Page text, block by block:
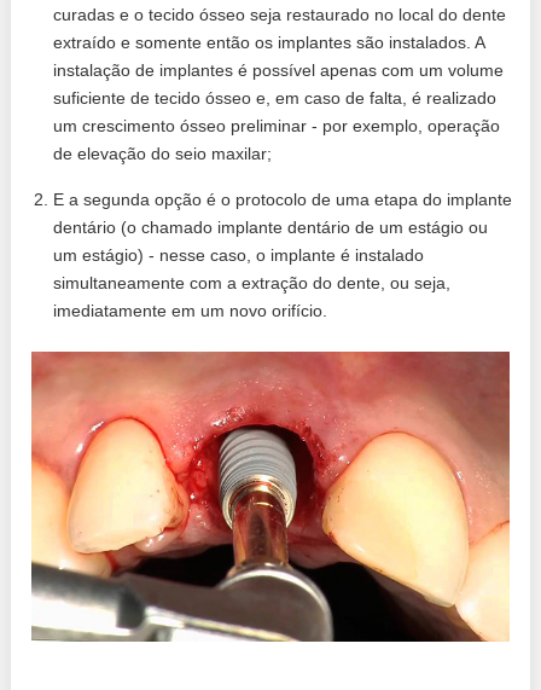
curadas e o tecido ósseo seja restaurado no local do dente
extraído e somente então os implantes são instalados. A
instalação de implantes é possível apenas com um volume
suficiente de tecido ósseo e, em caso de falta, é realizado
um crescimento ósseo preliminar - por exemplo, operação
de elevação do seio maxilar;
E a segunda opção é o protocolo de uma etapa do implante
dentário (o chamado implante dentário de um estágio ou
um estágio) - nesse caso, o implante é instalado
simultaneamente com a extração do dente, ou seja,
imediatamente em um novo orifício.